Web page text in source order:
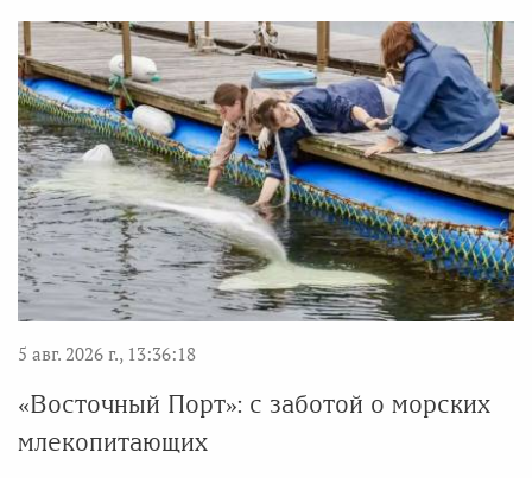
5 авг. 2026 г., 13:36:18
«Восточный Порт»: с заботой о морских
млекопитающих